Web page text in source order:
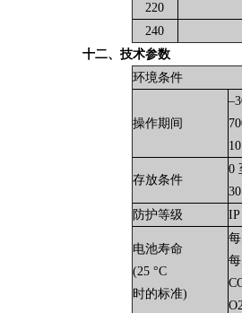
220
240
十二、技术参数
环境条件
操作期间
存放条件
0
防护等级
IP
电池寿命
(25 °C
时的标准)